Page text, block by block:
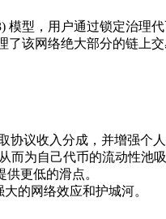
模型，用户通过锁定治理
该网络绝大部分的链上交
协议收入分成，并增强个人
而为自己代币的流动性池
更低的滑点。
的网络效应和护城河。